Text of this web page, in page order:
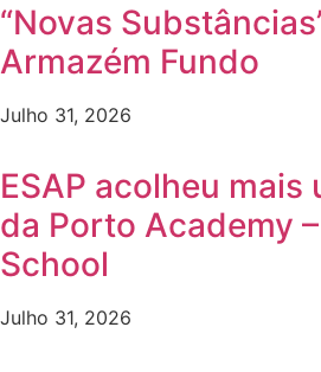
“Novas
Armazém Fundo
Julho 31, 2026
ESAP acolheu mais
da Porto Academy
School
Julho 31, 2026